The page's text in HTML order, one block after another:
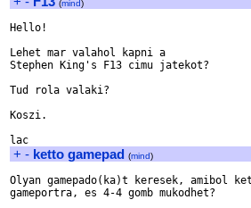
(mind)
Hello!
Lehet mar valahol kapni a
Stephen King's F13 cimu jatekot?
Tud rola valaki?
Koszi.
+ - ketto gamepad (mind)
Olyan gamepado(ka)t keresek, amibol
gameportra, es 4-4 gomb mukodhet?